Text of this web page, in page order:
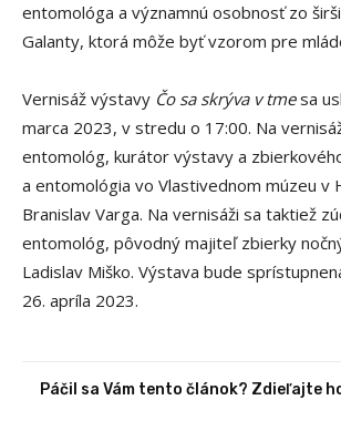
entomológa a významnú osobnosť zo
Galanty, ktorá môže byť vzorom pre
Vernisáž výstavy Čo sa skrýva v tmesa
marca 2023, v stredu o 17:00. Na
entomológ, kurátor výstavy a
a entomológia vo Vlastivednom múzeu v
Branislav Varga. Na vernisáži sa taktiež
entomológ, pôvodný majiteľ zbierky
Ladislav Miško. Výstava bude
26. apríla 2023.
Páčil sa Vám tento článok? Zdieľajte